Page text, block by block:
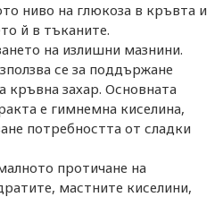
ниво на глюкоза в кръвта и
й в тъканите.
на излишни мазнини.
се за поддържане
кръвна захар. Основната
е гимнемна киселина,
потребността от сладки
протичане на
мастните киселини,